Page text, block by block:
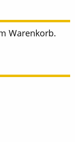
Warenkorb.